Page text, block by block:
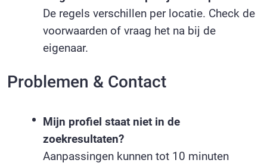
De regels verschillen per locatie. Check de
voorwaarden of vraag het na bij de
eigenaar.
Problemen & Contact
Mijn profiel staat niet in de
zoekresultaten?
Aanpassingen kunnen tot 10 minuten